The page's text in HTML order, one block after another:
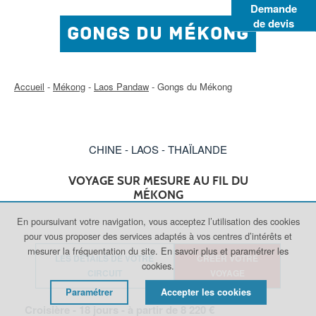
Demande
de devis
GONGS DU MÉKONG
Accueil - Mékong - Laos Pandaw - Gongs du Mékong
CHINE - LAOS - THAÏLANDE
VOYAGE SUR MESURE AU FIL DU
MÉKONG
LES DÉTAILS DE VOTRE
CRÉER VOTRE
Croisière -18jours - à partir de8 220€
En poursuivant votre navigation, vous acceptez l’utilisation des cookies
pour vous proposer des services adaptés à vos centres d’intérêts et
mesurer la fréquentation du site. En savoir plus et paramétrer les
cookies.
Paramétrer Accepter les cookies